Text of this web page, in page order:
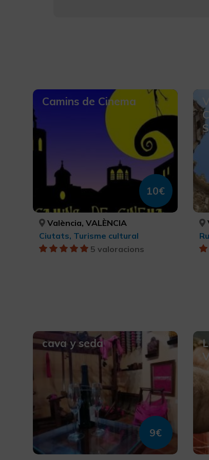
Camins de Cinema
10€
València, VALÈNCIA
Ciutats, Turisme cultural
5 valoracions
cava y seda
9€